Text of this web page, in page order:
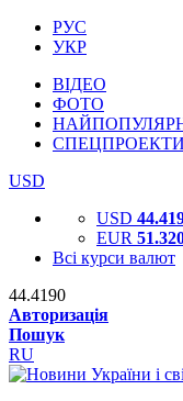
РУС
УКР
ВІДЕО
ФОТО
СПЕЦПРОЕКТИ
USD
USD
EUR
Всі курси валют
44.4190
Авторизація
Пошук
RU